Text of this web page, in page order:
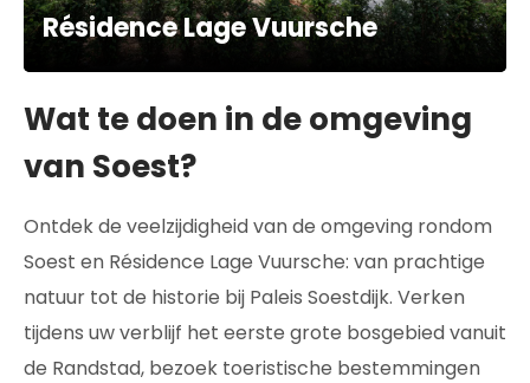
Résidence Lage Vuursche
Wat te doen in de omgeving
van Soest?
Ontdek de veelzijdigheid van de omgeving rondom
Soest en Résidence Lage Vuursche: van prachtige
natuur tot de historie bij Paleis Soestdijk. Verken
tijdens uw verblijf het eerste grote bosgebied vanuit
de Randstad, bezoek toeristische bestemmingen